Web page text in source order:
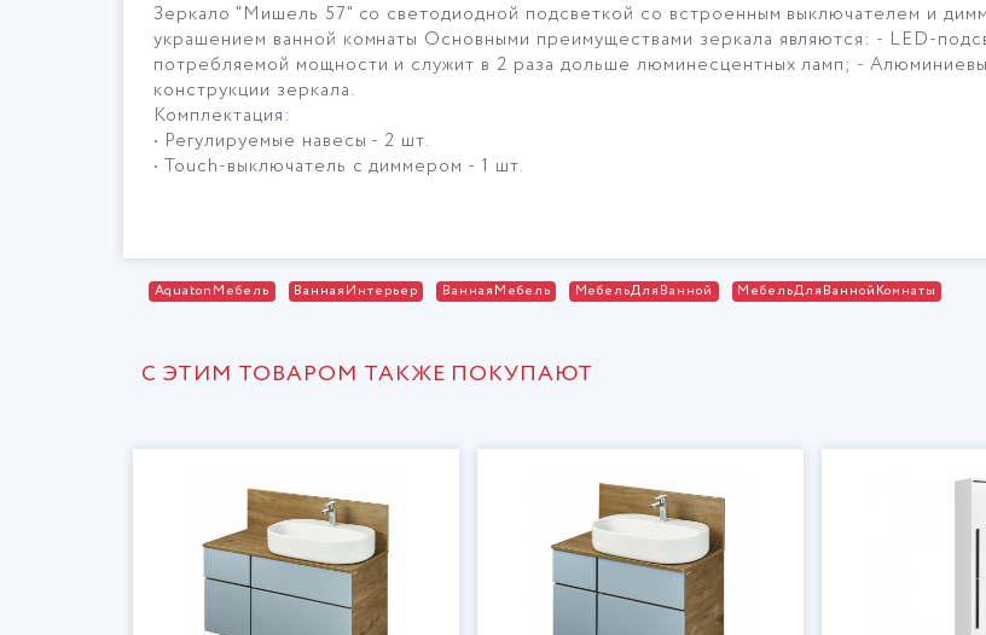
Зеркало "Мишель 57" со светодиодной подсветкой со встроенным выключателем и
украшением ванной комнаты Основными преимуществами зеркала являются: - LED-
потребляемой мощности и служит в 2 раза дольше люминесцентных ламп; -
конструкции зеркала.
Комплектация:
• Регулируемые навесы - 2 шт.
• Touch-выключатель с диммером - 1 шт.
AquatonМебель ВаннаяИнтерьер ВаннаяМебель МебельДляВанной МебельДляВаннойКомнаты
С ЭТИМ ТОВАРОМ ТАКЖЕ ПОКУПАЮТ